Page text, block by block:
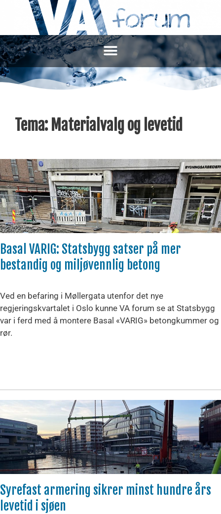
Tema: Materialvalg og levetid
Basal VARIG: Statsbygg satser på mer
bestandig og miljøvennlig betong
Ved en befaring i Møllergata utenfor det nye
regjeringskvartalet i Oslo kunne VA forum se at Statsbygg
var i ferd med å montere Basal «VARIG» betongkummer og
rør.
Syrefast armering sikrer minst hundre års
levetid i sjøen